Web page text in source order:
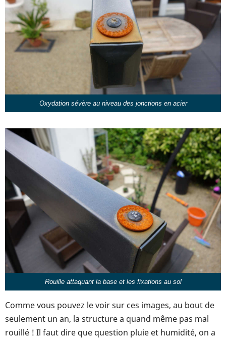
Oxydation sévère au niveau des jonctions en acier
Rouille attaquant la base et les fixations au sol
Comme vous pouvez le voir sur ces images, au bout de
seulement un an, la structure a quand même pas mal
rouillé ! Il faut dire que question pluie et humidité, on a